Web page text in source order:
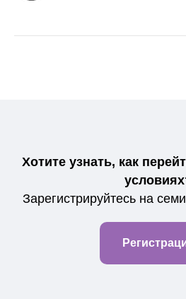
Хотите узнать, как
Зарегистрируйтесь на